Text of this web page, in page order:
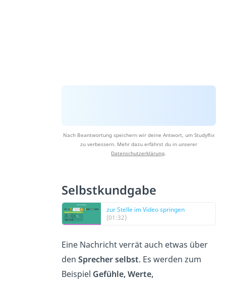
Nach Beantwortung speichern wir deine Antwort, um Studyflix
zu verbessern. Mehr dazu erfährst du in unserer
Datenschutzerklärung.
Selbstkundgabe
zur Stelle im Video springen
(01:32)
Eine Nachricht verrät auch etwas über
den Sprecher selbst. Es werden zum
Beispiel Gefühle, Werte,